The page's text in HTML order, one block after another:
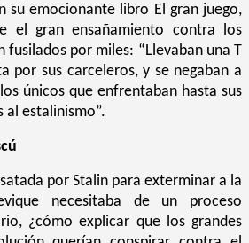
su emocionante libro El gran juego,
el gran ensañamiento contra los
por miles: “Llevaban una T
por sus carceleros, y se negaban a
únicos que enfrentaban hasta sus
al estalinismo”.
por Stalin para exterminar a la
necesitaba de un proceso
¿cómo explicar que los grandes